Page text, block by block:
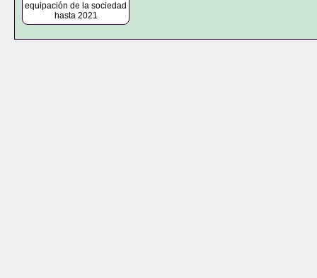
equipación de la sociedad
hasta 2021